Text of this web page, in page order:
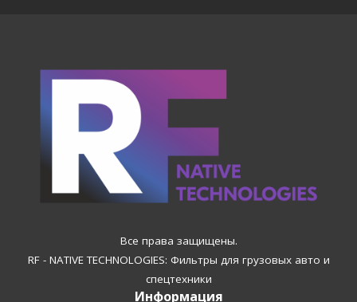
Все права защищены.
RF - NATIVE TECHNOLOGIES: Фильтры для грузовых авто и
спецтехники
Информация